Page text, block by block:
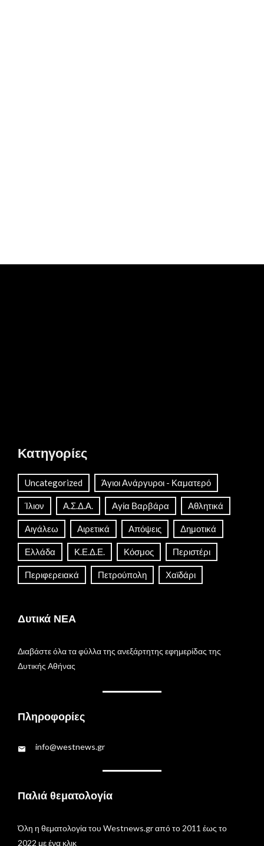
Κατηγορίες
Uncategorized Άγιοι Ανάργυροι - Καματερό
Ίλιον Α.Σ.Δ.Α. Αγία Βαρβάρα Αθλητικά
Αιγάλεω Αιρετικά Απόψεις Δημοτικά
Ελλάδα Κ.Ε.Δ.Ε. Κόσμος Περιστέρι
Περιφερειακά Πετρούπολη Χαϊδάρι
Δυτικά ΝΕΑ
Διαβάστε όλα τα φύλλα της ανεξάρτητης εφημερίδας της
Δυτικής Αθήνας
Πληροφορίες
info@westnews.gr
Παλιά θεματολογία
Όλη η θεματολογία του Westnews.gr από το 2011 έως το
2022 με ένα κλικ